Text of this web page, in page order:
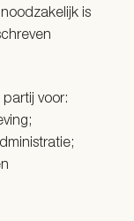
is
voor: